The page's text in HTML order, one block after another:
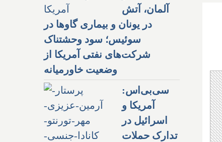
آلمان، آتش
در یونان و بیماری گاوها در
سوئیس؛ سود وحشتناک
شرکت‌های نفتی آمریکا از
وضعیت خاورمیانه
سی‌بی‌اس:
آمریکا و
اسرائیل در
تدارک حملات